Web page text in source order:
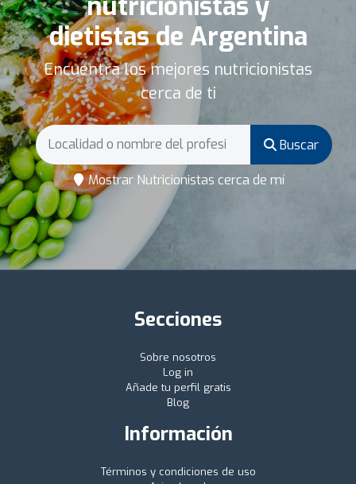
dietistas de Argentina
Encuentra los mejores nutricionistas
cerca de ti
Buscar
Mostrar Nutricionistas cerca de mí
Secciones
Sobre nosotros
Log in
Añade tu perfil gratis
Blog
Información
Términos y condiciones de uso